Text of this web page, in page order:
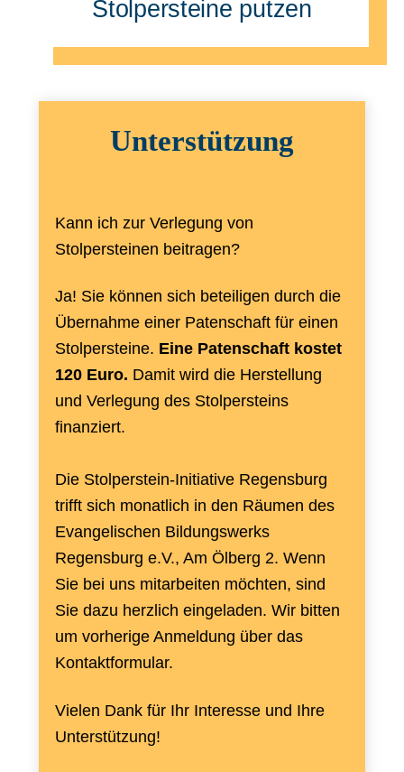
Stolpersteine putzen
Unterstützung
Kann ich zur Verlegung von
Stolpersteinen beitragen?
Ja! Sie können sich beteiligen durch die
Übernahme einer Patenschaft für einen
Stolpersteine. Eine Patenschaft kostet
120 Euro. Damit wird die Herstellung
und Verlegung des Stolpersteins
finanziert.
Die Stolperstein-Initiative Regensburg
trifft sich monatlich in den Räumen des
Evangelischen Bildungswerks
Regensburg e.V., Am Ölberg 2. Wenn
Sie bei uns mitarbeiten möchten, sind
Sie dazu herzlich eingeladen. Wir bitten
um vorherige Anmeldung über das
Kontaktformular.
Vielen Dank für Ihr Interesse und Ihre
Unterstützung!